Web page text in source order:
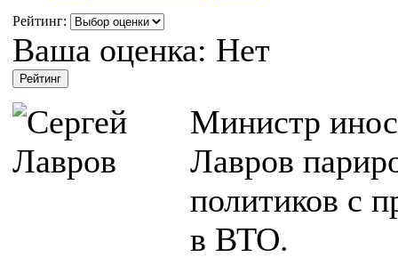
Рейтинг:
Ваша оценка: Нет
Министр
Лавров
политиков с
в ВТО.